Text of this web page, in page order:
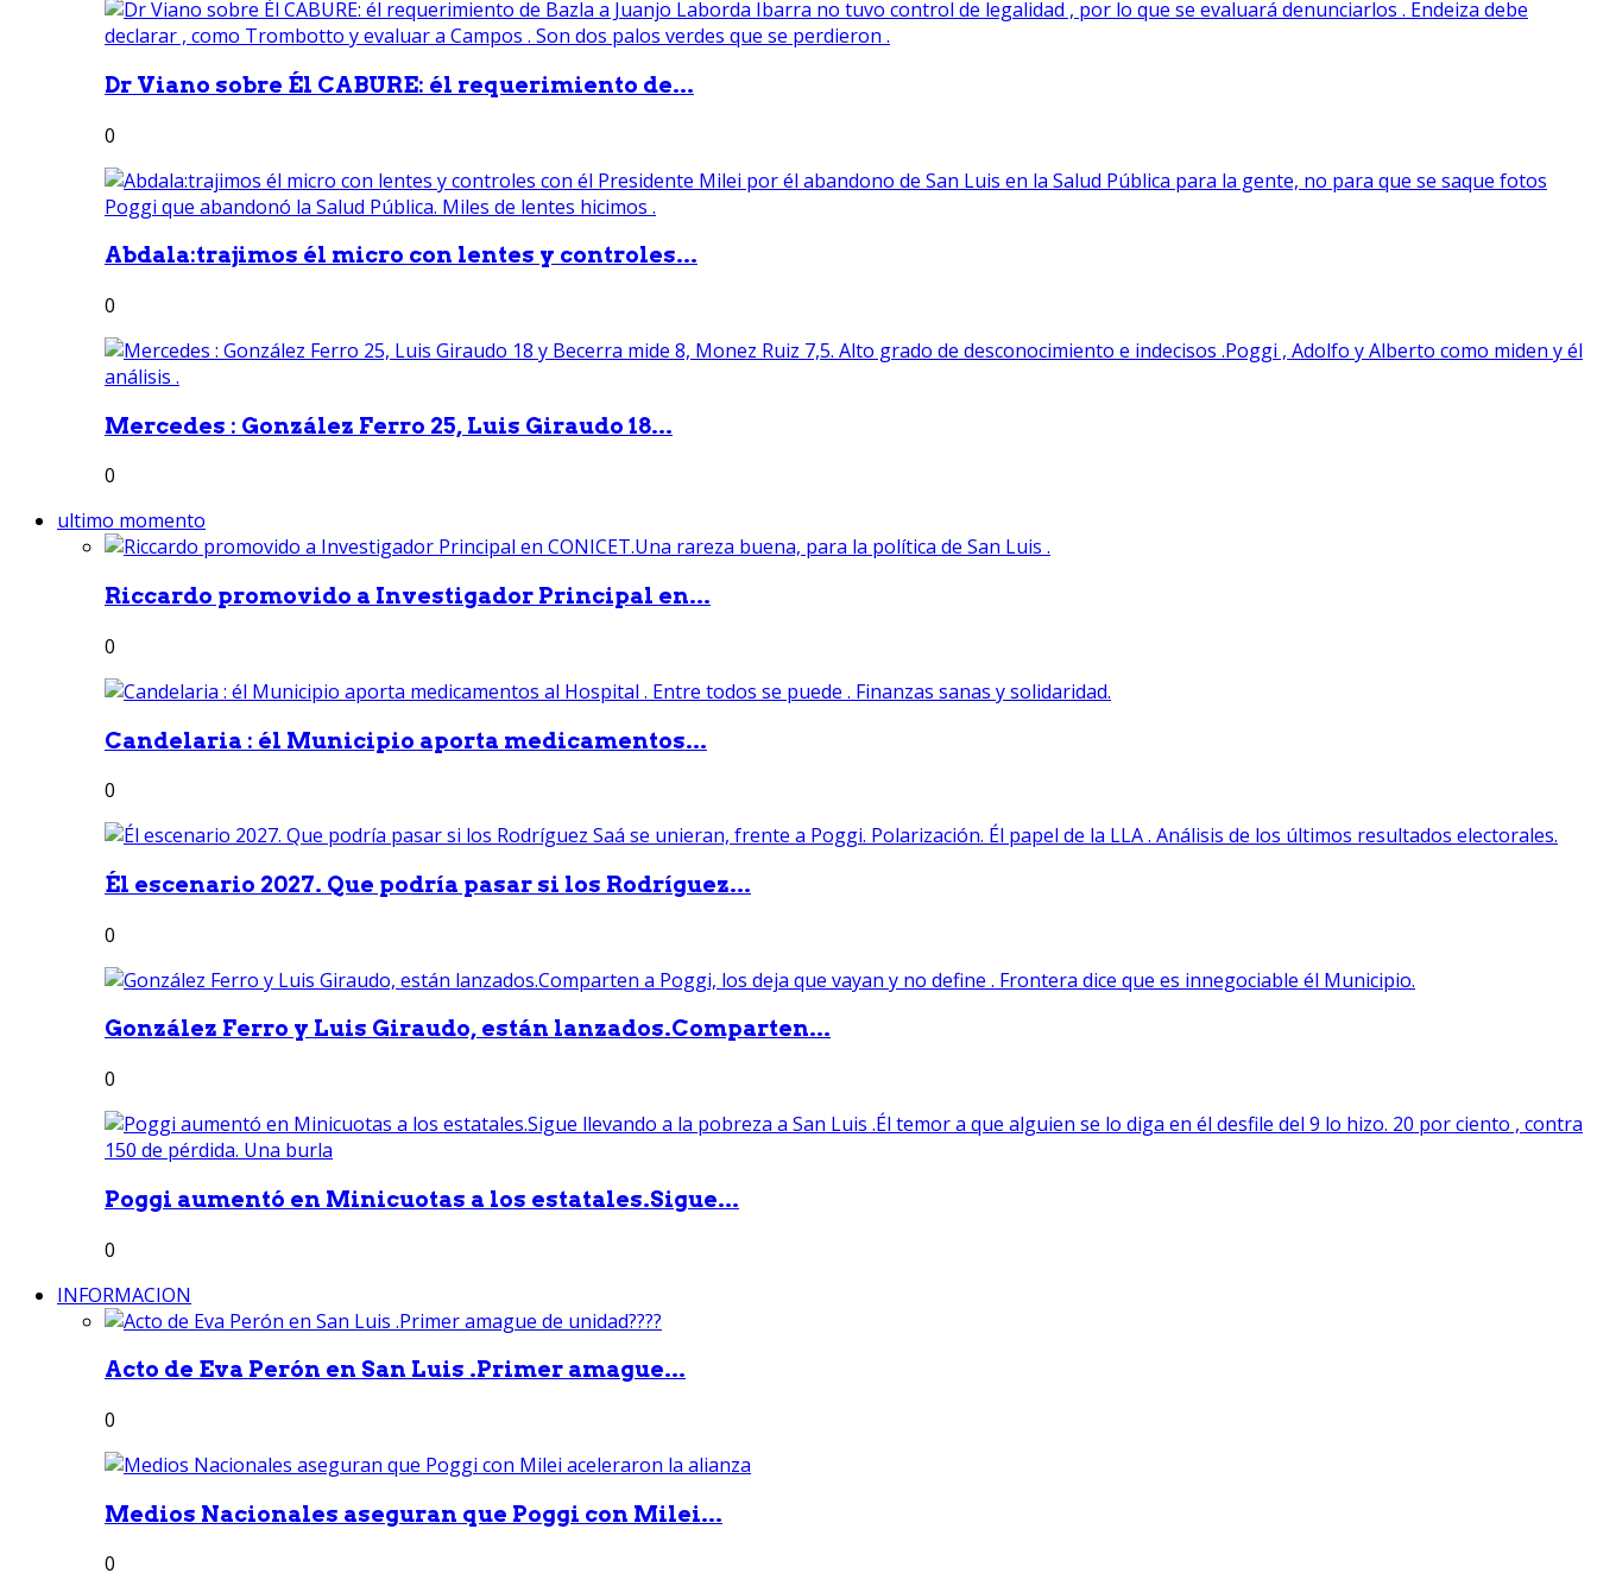
Dr Viano sobre Él CABURE: él requerimiento de...
0
Abdala:trajimos él micro con lentes y controles...
0
Mercedes : González Ferro 25, Luis Giraudo 18...
0
ultimo momento
Riccardo promovido a Investigador Principal en...
0
Candelaria : él Municipio aporta medicamentos...
0
Él escenario 2027. Que podría pasar si los Rodríguez...
0
González Ferro y Luis Giraudo, están lanzados.Comparten...
0
Poggi aumentó en Minicuotas a los estatales.Sigue...
0
INFORMACION
Acto de Eva Perón en San Luis .Primer amague...
0
Medios Nacionales aseguran que Poggi con Milei...
0